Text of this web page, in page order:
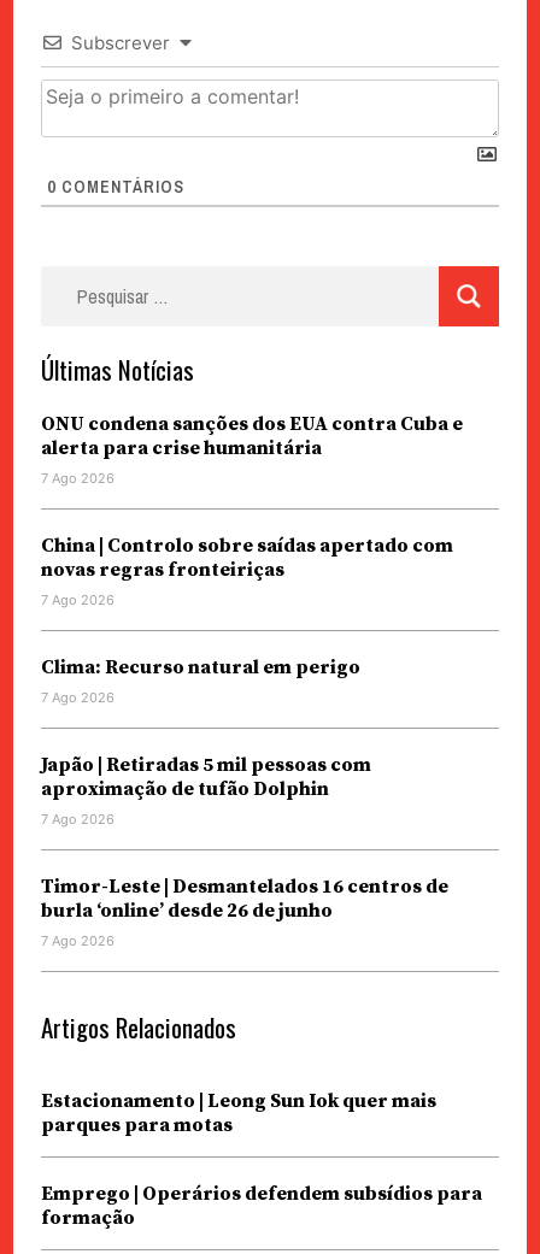
Subscrever
0 COMENTÁRIOS
Últimas Notícias
ONU condena sanções dos EUA contra Cuba e
alerta para crise humanitária
7 Ago 2026
China | Controlo sobre saídas apertado com
novas regras fronteiriças
7 Ago 2026
Clima: Recurso natural em perigo
7 Ago 2026
Japão | Retiradas 5 mil pessoas com
aproximação de tufão Dolphin
7 Ago 2026
Timor-Leste | Desmantelados 16 centros de
burla ‘online’ desde 26 de junho
7 Ago 2026
Artigos Relacionados
Estacionamento | Leong Sun Iok quer mais
parques para motas
Emprego | Operários defendem subsídios para
formação